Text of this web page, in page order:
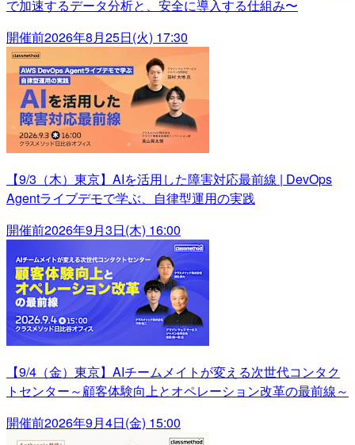
で加速するデータ分析と、安全に導入する仕組み〜
開催前2026年8月25日(火) 17:30
【9/3（木）東京】AIを活用した障害対応最前線 | DevOps
Agentライブデモで学ぶ、自律型運用の実践
開催前2026年9月3日(木) 16:00
【9/4（金）東京】AIチームメイトが変える次世代コンタク
トセンター～顧客体験向上とオペレーション改革の最前線～
開催前2026年9月4日(金) 15:00